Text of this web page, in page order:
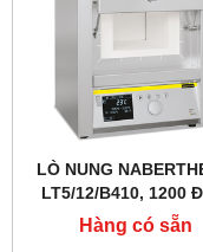
LÒ NUNG
LT5/12/B410, 1200
LÍT, CỬA LẬT LÊN
Hàng có sẵn